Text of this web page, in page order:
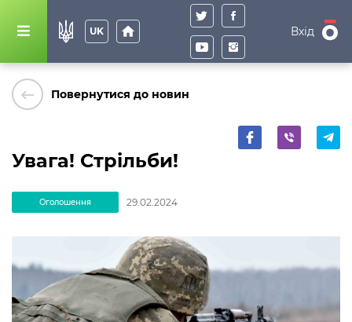
UK home Вхід
keyboard_backspace Повернутися до новин
Увага! Стрільби!
Оголошення 29.02.2024